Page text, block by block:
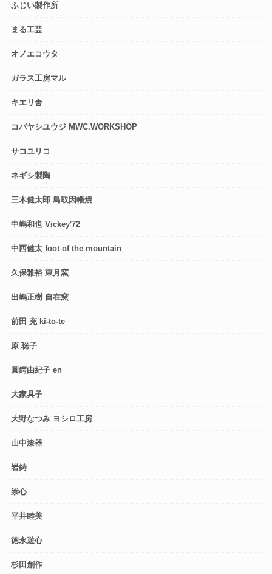
ふじい製作所
まる工芸
オノエコウタ
ガラス工房マル
キエリ舎
コバヤシユウジ MWC.WORKSHOP
サコユリコ
ネギシ製陶
三木健太郎 鳥取因幡焼
中嶋和也 Vickey'72
中西健太 foot of the mountain
久保雅裕 東月窯
出嶋正樹 自在窯
前田 充 ki-to-te
原 聡子
圓鍔由紀子 en
大家具子
大野なつみ ヨシロ工房
山中漆器
岩鋳
崇心
平井睦美
徳永遊心
杉田創作